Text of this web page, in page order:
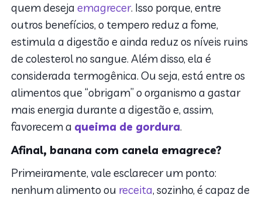
quem desejaemagrecer. Isso porque, entre
outros benefícios, o tempero reduz a fome,
estimula a digestão e ainda reduz os níveis ruins
de colesterol no sangue. Além disso, ela é
considerada termogênica. Ou seja, está entre os
alimentos que “obrigam” o organismo a gastar
mais energia durante a digestão e, assim,
favorecem a queima de gordura.
Afinal, banana com canela emagrece?
Primeiramente, vale esclarecer um ponto:
nenhum alimento ou receita, sozinho, é capaz de